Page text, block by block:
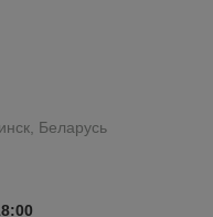
Беларусь